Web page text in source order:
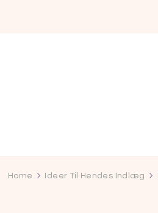
Home Ideer Til Hendes Indlæg